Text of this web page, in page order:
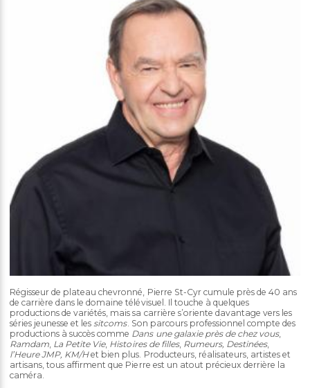
Régisseur de plateau chevronné, Pierre St-Cyr cumule près de 40 ans
de carrière dans le domaine télévisuel. Il touche à quelques
productions de variétés, mais sa carrière s’oriente davantage vers les
séries jeunesse et lessitcoms. Son parcours professionnel compte des
productions à succès comme Dans une galaxie près de chez vous,
Ramdam, La Petite Vie, Histoires de filles, Rumeurs, Destinées,
l’Heure JMP, KM/Het bien plus. Producteurs, réalisateurs, artistes et
artisans, tous affirment que Pierre est un atout précieux derrière la
caméra.